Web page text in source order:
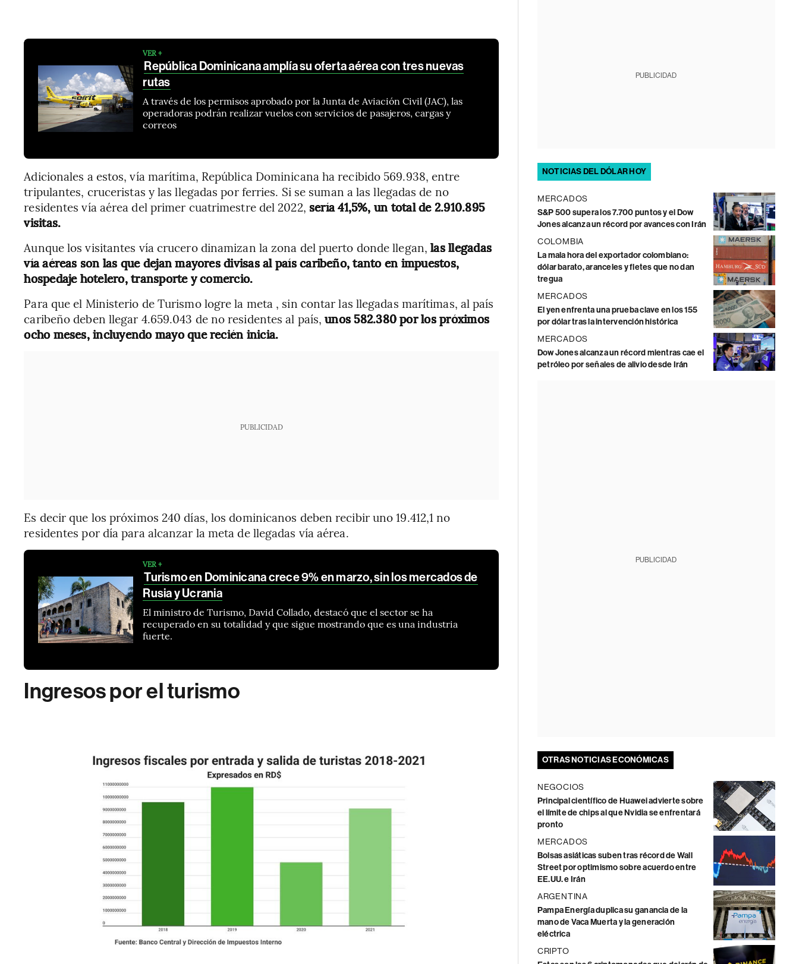
VER +
República Dominicana amplía su oferta aérea con tres nuevas
rutas
A través de los permisos aprobado por la Junta de Aviación Civil (JAC), las
operadoras podrán realizar vuelos con servicios de pasajeros, cargas y
correos
Adicionales a estos, vía marítima, República Dominicana ha recibido 569.938, entre
tripulantes, cruceristas y las llegadas por ferries. Si se suman a las llegadas de no
residentes vía aérea del primer cuatrimestre del 2022, sería 41,5%, un total de 2.910.895
visitas.
Aunque los visitantes vía crucero dinamizan la zona del puerto donde llegan, las llegadas
vía aéreas son las que dejan mayores divisas al país caribeño, tanto en impuestos,
hospedaje hotelero, transporte y comercio.
Para que el Ministerio de Turismo logre la meta , sin contar las llegadas marítimas, al país
caribeño deben llegar 4.659.043 de no residentes al país,unos 582.380 por los próximos
ocho meses, incluyendo mayo que recién inicia.
PUBLICIDAD
Es decir que los próximos 240 días, los dominicanos deben recibir uno 19.412,1 no
residentes por día para alcanzar la meta de llegadas vía aérea.
VER +
Turismo en Dominicana crece 9% en marzo, sin los mercados de
Rusia y Ucrania
El ministro de Turismo, David Collado, destacó que el sector se ha
recuperado en su totalidad y que sigue mostrando que es una industria
fuerte.
Ingresos por el turismo
PUBLICIDAD
NOTICIAS DEL DÓLAR HOY
MERCADOS
S&P 500 supera los 7.700 puntos y el Dow
Jones alcanza un récord por avances con Irán
COLOMBIA
La mala hora del exportador colombiano:
dólar barato, aranceles y fletes que no dan
tregua
MERCADOS
El yen enfrenta una prueba clave en los 155
por dólar tras la intervención histórica
MERCADOS
Dow Jones alcanza un récord mientras cae el
petróleo por señales de alivio desde Irán
PUBLICIDAD
OTRAS NOTICIAS ECONÓMICAS
NEGOCIOS
Principal científico de Huawei advierte sobre
el límite de chips al que Nvidia se enfrentará
pronto
MERCADOS
Bolsas asiáticas suben tras récord de Wall
Street por optimismo sobre acuerdo entre
EE.UU. e Irán
ARGENTINA
Pampa Energía duplica su ganancia de la
mano de Vaca Muerta y la generación
eléctrica
CRIPTO